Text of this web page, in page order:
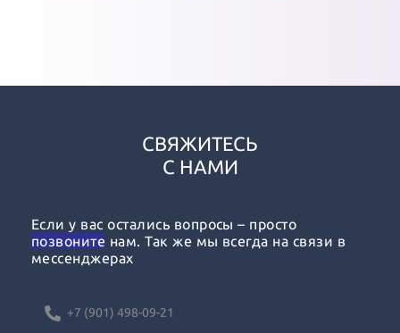
СВЯЖИТЕСЬ
С НАМИ​​​​
Если у вас остались вопросы – просто
позвоните нам. Так же мы всегда на связи в
мессенджерах
+7 (901) 498-09-21